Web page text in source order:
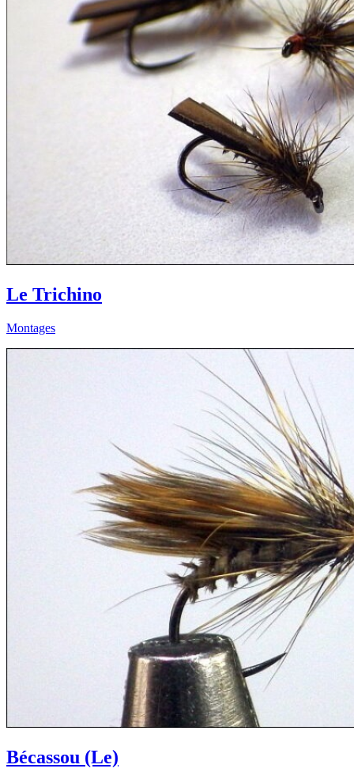
Le Trichino
Montages
Bécassou (Le)